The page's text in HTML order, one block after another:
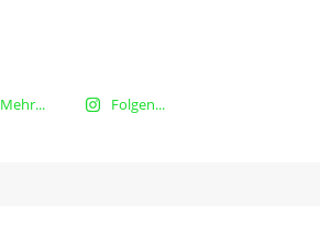
Mehr... Folgen...